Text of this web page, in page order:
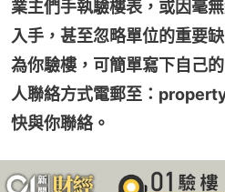
業主們手執驗樓表，或因毫
入手，甚至忽略單位的重要
為你驗樓，可簡單寫下自己
人聯絡方式電郵至：
快與你聯絡。